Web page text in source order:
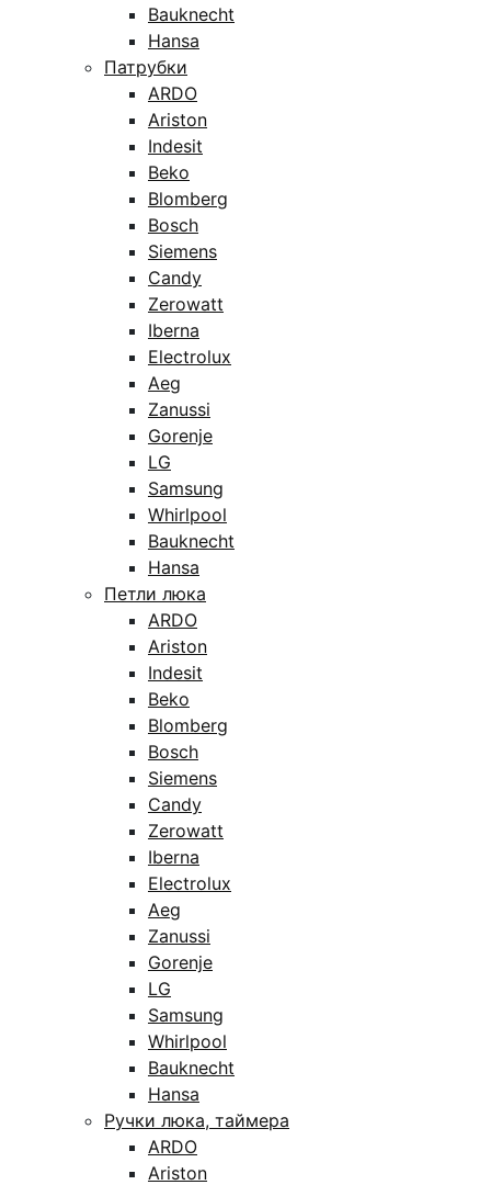
Bauknecht
Hansa
Патрубки
ARDO
Ariston
Indesit
Beko
Blomberg
Bosch
Siemens
Candy
Zerowatt
Iberna
Electrolux
Aeg
Zanussi
Gorenje
LG
Samsung
Whirlpool
Bauknecht
Hansa
Петли люка
ARDO
Ariston
Indesit
Beko
Blomberg
Bosch
Siemens
Candy
Zerowatt
Iberna
Electrolux
Aeg
Zanussi
Gorenje
LG
Samsung
Whirlpool
Bauknecht
Hansa
Ручки люка, таймера
ARDO
Ariston